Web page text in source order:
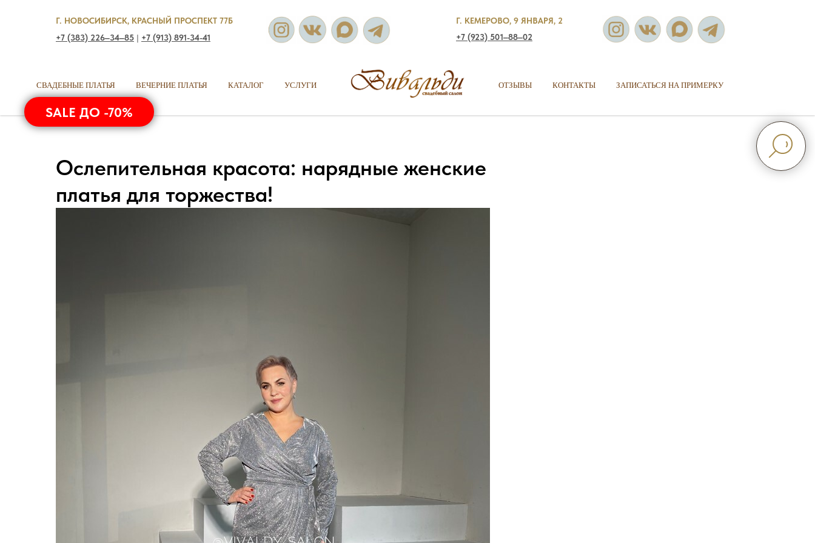
Г. НОВОСИБИРСК, КРАСНЫЙ ПРОСПЕКТ 77Б
+7 (383) 226‒34‒85 | +7 (913) 891-34-41
Г. КЕМЕРОВО, 9 ЯНВАРЯ, 2
+7 (923) 501‒88‒02
СВАДЕБНЫЕ ПЛАТЬЯ ВЕЧЕРНИЕ ПЛАТЬЯ КАТАЛОГ УСЛУГИ ОТЗЫВЫ КОНТАКТЫ ЗАПИСАТЬСЯ НА ПРИМЕРКУ
SALE ДО -70%
Ослепительная красота: нарядные женские
платья для торжества!